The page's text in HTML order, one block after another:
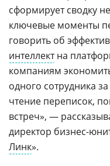
сформирует сводку
ключевые моменты
говорить об
интеллектна
компаниям
одного сотрудника
чтение переписок,
встреч», —
директор бизнес-
Линк».